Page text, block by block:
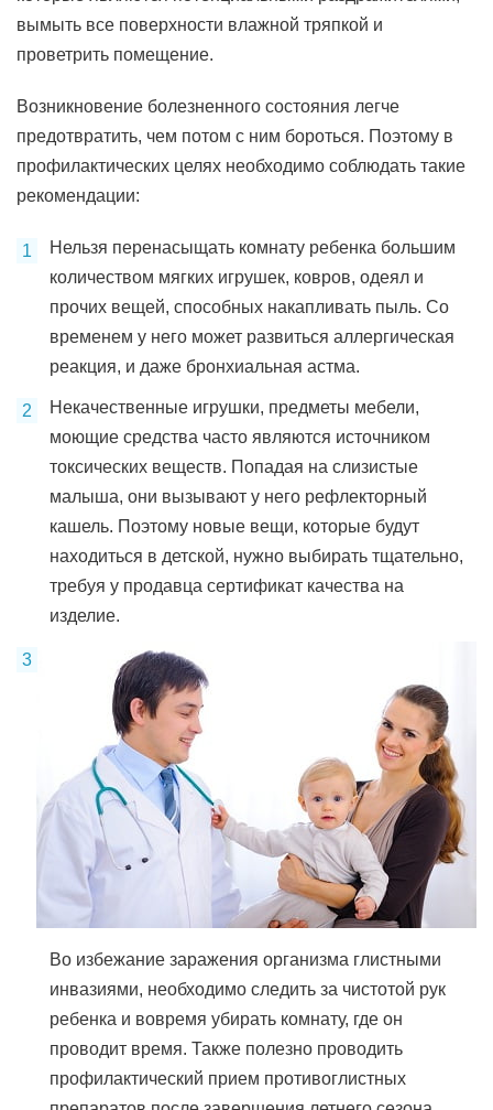
вымыть все поверхности влажной тряпкой и
проветрить помещение.
Возникновение болезненного состояния легче
предотвратить, чем потом с ним бороться. Поэтому в
профилактических целях необходимо соблюдать такие
рекомендации:
Нельзя перенасыщать комнату ребенка большим
количеством мягких игрушек, ковров, одеял и
прочих вещей, способных накапливать пыль. Со
временем у него может развиться аллергическая
реакция, и даже бронхиальная астма.
Некачественные игрушки, предметы мебели,
моющие средства часто являются источником
токсических веществ. Попадая на слизистые
малыша, они вызывают у него рефлекторный
кашель. Поэтому новые вещи, которые будут
находиться в детской, нужно выбирать тщательно,
требуя у продавца сертификат качества на
изделие.
Во избежание заражения организма глистными
инвазиями, необходимо следить за чистотой рук
ребенка и вовремя убирать комнату, где он
проводит время. Также полезно проводить
профилактический прием противоглистных